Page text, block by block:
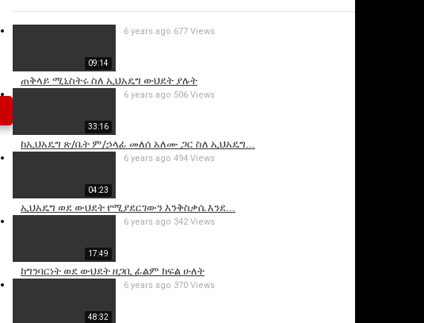
09:14
ጠቅላይ ሚኒስትሩ ስለ ኢህአዴግ ውህደት ያሉት
6 years ago 677 Views
33:16
ከኢህአዴግ ጽ/ቤት ም/ኃላፊ መለሰ አለሙ ጋር ስለ ኢህአዴግ...
6 years ago 506 Views
04:23
ኢህአዴግ ወደ ውህደት የሚያደርገውን እንቅስቃሴ እንደ...
6 years ago 494 Views
17:49
ከግንባርነት ወደ ውህደት ዘጋቢ ፊልም ክፍል ሁለት
6 years ago 342 Views
48:32
6 years ago 370 Views